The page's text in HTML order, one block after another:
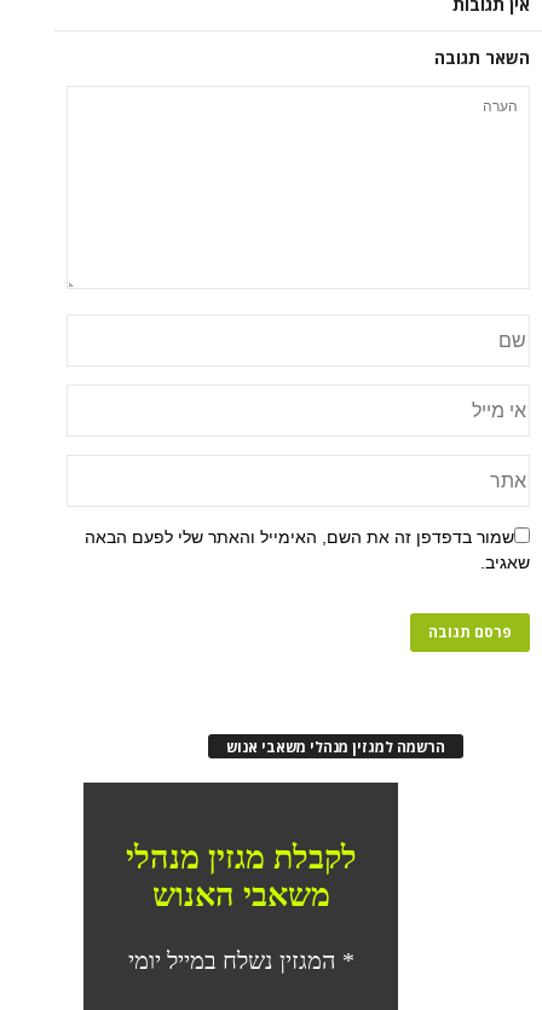
השאר תגובה
שמור בדפדפן זה את השם, האימייל והאתר שלי לפעם הבאה
שאגיב.
הרשמה למגזין מנהלי משאבי אנוש